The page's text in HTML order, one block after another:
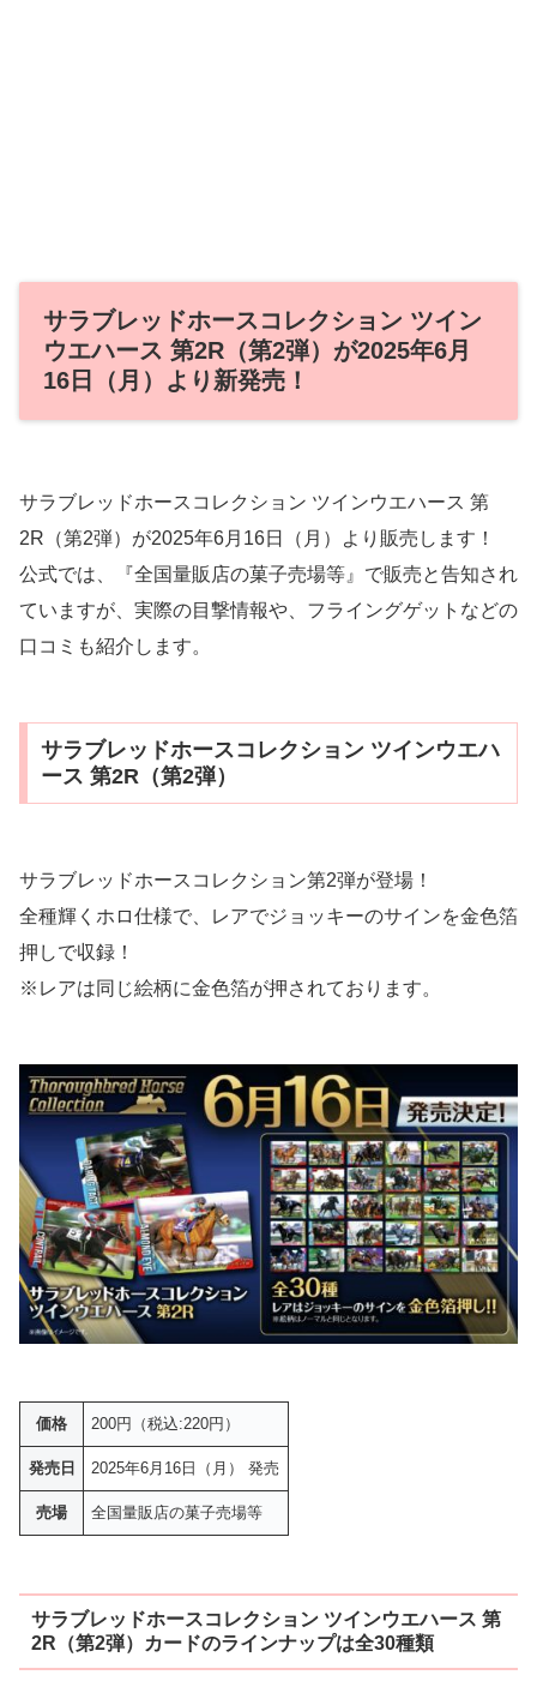
サラブレッドホースコレクション ツイン
ウエハース 第2R（第2弾）が2025年6月
16日（月）より新発売！
サラブレッドホースコレクション ツインウエハース 第
2R（第2弾）が2025年6月16日（月）より販売します！
公式では、『全国量販店の菓子売場等』で販売と告知され
ていますが、実際の目撃情報や、フライングゲットなどの
口コミも紹介します。
サラブレッドホースコレクション ツインウエハ
ース 第2R（第2弾）
サラブレッドホースコレクション第2弾が登場！
全種輝くホロ仕様で、レアでジョッキーのサインを金色箔
押しで収録！
※レアは同じ絵柄に金色箔が押されております。
価格 200円（税込:220円）
発売日 2025年6月16日（月） 発売
売場 全国量販店の菓子売場等
サラブレッドホースコレクション ツインウエハース 第
2R（第2弾）カードのラインナップは全30種類